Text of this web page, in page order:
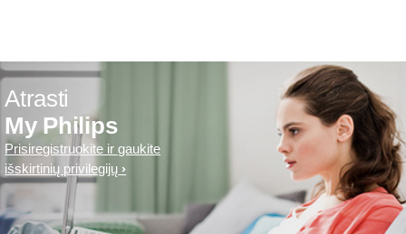
Atrasti
My Philips
Prisiregistruokite ir gaukite
išskirtinių privilegijų